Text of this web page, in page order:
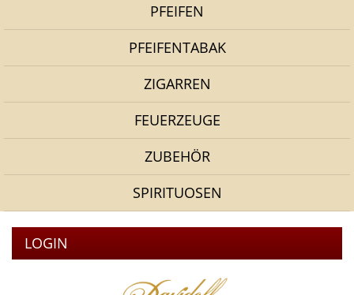
PFEIFEN
PFEIFENTABAK
ZIGARREN
FEUERZEUGE
ZUBEHÖR
SPIRITUOSEN
LOGIN